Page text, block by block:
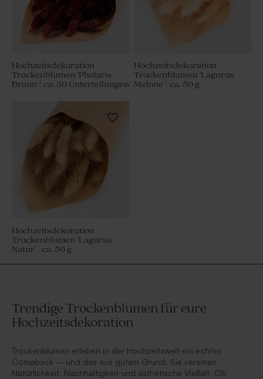
Hochzeitsdekoration
Trockenblumen 'Phalaris
Braun' | ca. 50 Unterteilungen
Hochzeitsdekoration
Trockenblumen 'Lagurus
Melone' | ca. 50 g
Hochzeitsdekoration
Trockenblumen 'Lagurus
Natur' | ca. 50 g
Trendige Trockenblumen für eure
Hochzeitsdekoration
Trockenblumen erleben in der Hochzeitswelt ein echtes
Comeback – und das aus gutem Grund. Sie vereinen
Natürlichkeit, Nachhaltigkeit und ästhetische Vielfalt. Ob